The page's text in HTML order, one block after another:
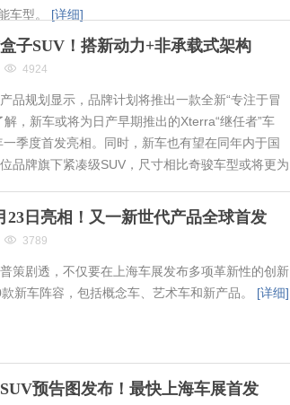
车型。 [详细]
子SUV！搭新动力+非承载式架构
4924
品规划显示，品牌计划将推出一款全新“专注于冒
解，新车或将为日产早期推出的Xterra“继任者”车
季度首发亮相。同时，新车也有望在同年内于国
品牌旗下紧凑级SUV，尺寸相比奇骏车型或将更为
23日亮相！又一新世代产品全球首发
3789
策剧透，不仅要在上海车展发布多项革新性的创新
新车阵容，包括概念车、艺术车和新产品。 [详细]
预告图发布！最快上海车展首发